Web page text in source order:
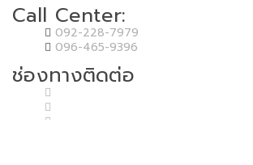
Call Center:
092-228-7979
096-465-9396
ช่องทางติดต่อ